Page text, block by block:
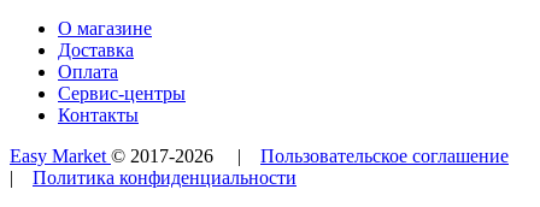
О магазине
Доставка
Оплата
Сервис-центры
Контакты
Easy Market © 2017-2026 | Пользовательское соглашение
| Политика конфиденциальности